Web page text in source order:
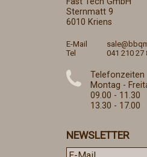
Sternmatt 9
6010 Kriens
E-Mail
Tel
041 210 27
Telefonzeiten
Montag -
09.00 - 11.30
13.30 - 17.00
NEWSLETTER